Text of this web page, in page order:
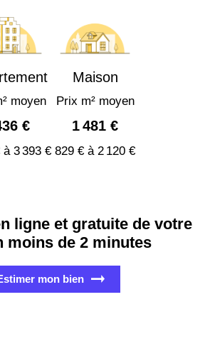
moyen
€
à 3 393 €
Maison
Prix m² moyen
1 481 €
829 € à 2 120 €
ligne et gratuite de votre
moins de 2 minutes
mon bien